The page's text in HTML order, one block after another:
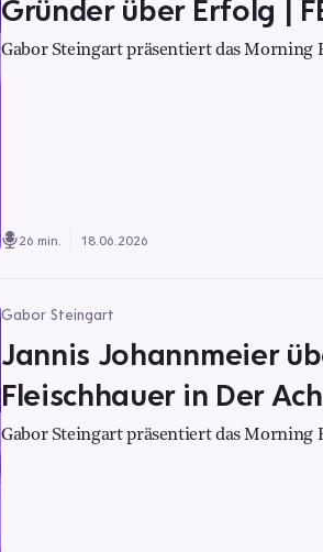
Gründer über Erfolg |
Gabor Steingart präsentiert das Morning
26 min. 18.06.2026
Gabor Steingart
Jannis Johannmeier
Fleischhauer in Der
Gabor Steingart präsentiert das Morning